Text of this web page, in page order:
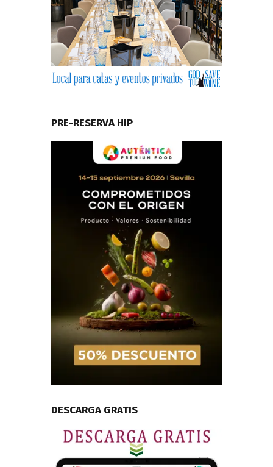
PRE-RESERVA HIP
DESCARGA GRATIS